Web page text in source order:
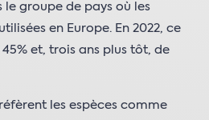
le groupe de pays où les
en Europe. En 2022, ce
et, trois ans plus tôt, de
les espèces comme